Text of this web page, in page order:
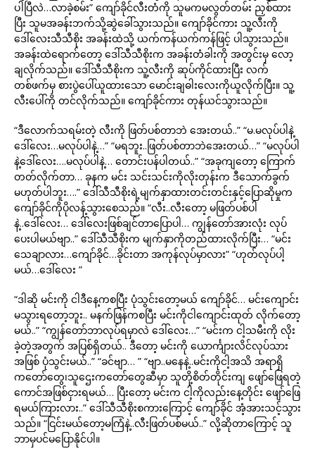
ပါပြီလဲ…လာခဲ့စမ်း” ကျော်ခိုင်လီးတံကို သူမကမလွတ်တမ်း ညှစ်ထား
ပြီး သူမအခန်းဘက်သို့ဆွဲခေါ်သွားသည်။ ကျော်ခိုင်ကား သူ့လီးကို
ဒေါ်လေးသီသီစိုး အခန်းထဲသို့ ယက်ကန်ယက်ကန်ဖြင့် ပါသွားသည်။
အခန်းထဲရောက်တော့ ဒေါ်သီသီစိုးက အခန်းတံခါးကို အတွင်းမှ လော့
ချလိုက်သည်။ ဒေါ်သီသီစိုးက သူ့လီးကို ဆုပ်ကိုင်ထားပြီး လက်
တစ်ဖက်မှ စားပွဲပေါ်ယူထားသော မောင်းချဓါးလေးကိုယူလိုက်ပြီး။ သူ့
လီးပေါ်ကို တင်လိုက်သည်။ ကျော်ခိုင်ကား တုန်ယင်သွားသည်။
“ဒီလောက်သရမ်းတဲ့ လီးကို ဖြတ်ပစ်တာဘဲ အေးတယ်..” “မ.မလုပ်ပါနဲ့
ဒေါ်လေး…မလုပ်ပါနဲ့…” “မရဘူး..ဖြတ်ပစ်တာဘဲအေးတယ်…” “မလုပ်ပါ
နဲ့ဒေါ်လေး….မလုပ်ပါနဲ့… တောင်းပန်ပါတယ်..” “အခုကျတော့ ကြောက်
တတ်လိုက်တာ… ခုနက မင်း သင်းသင်းကိုလိုးတုန်းက ဒီသောက်ခွက်
မဟုတ်ပါဘူး….” ဒေါ်သီသီစိုးရဲ့မျက်နှာထားတင်းတင်းနှင့်ပြောဆိုမှုက
ကျော်ခိုင်ကိုပိုလန့်သွားစေသည်။ “လီး..လီးတော့ မဖြတ်ပစ်ပါ
နဲ့..ဒေါ်လေး… ဒေါ်လေးဖြစ်ချင်တာပြောပါ… ကျွန်တော်အားလုံး လုပ်
ပေးပါမယ်ဗျာ..” ဒေါ်သီသီစိုးက မျက်နှာကိုတည်ထားလိုက်ပြီး… “မင်း
သေချာလား…ကျော်ခိုင်…ခိုင်းတာ အကုန်လုပ်မှာလား” “ဟုတ်လုပ်ပါ့
မယ်…ဒေါ်လေး ”
“ဒါဆို မင်းကို ငါဒီနေ့ကစပြီး ပုံသွင်းတော့မယ် ကျော်ခိုင်… မင်းကျောင်း
မသွားရတော့ဘူး.. မနက်ဖြန်ကစပြီး မင်းကိုငါကျောင်းထုတ် လိုက်တော့
မယ်..” “ကျွန်တော်ဘာလုပ်ရမှာလဲ ဒေါ်လေး…” “မင်းက ငါ့သမီးကို လိုး
ခဲ့တဲ့အတွက် အပြစ်ရှိတယ်.. ဒီတော့ မင်းကို ယောင်္ကျားလိင်လုပ်သား
အဖြစ် ပုံသွင်းမယ်..” “ခင်ဗျာ… ” “ဗျာ..မနေနဲ့..မင်းကိုငါ့အသိ အရာရှိ
ကတော်တွေ၊သူဌေးကတော်တွေဆီမှာ သူတို့စိတ်တိုင်းကျ ဖျော်ဖြေရတဲ့
ကောင်အဖြစ်ငှားရမယ်… ပြီးတော့ မင်းက ငါ့ကိုလည်းနေ့တိုင်း ဖျော်ဖြေ
ရမယ်ကြားလား..” ဒေါ်သီသီစိုးစကားကြောင့် ကျော်ခိုင် အံ့အားသင့်သွား
သည်။ “ငြင်းမယ်တော့မကြံနဲ့..လီးဖြတ်ပစ်မယ်..” လို့ဆိုတာကြောင့် သူ
ဘာမှပင်မပြောနိုင်ပါ။